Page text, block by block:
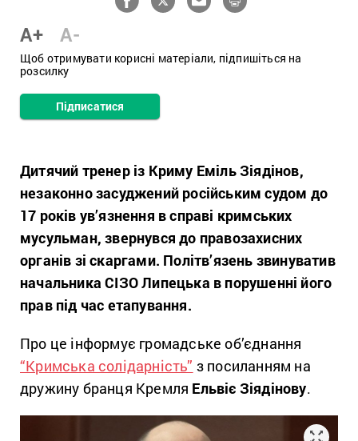
A+ A-
Щоб отримувати корисні матеріали, підпишіться на
розсилку
Підписатися
Дитячий тренер із Криму Еміль Зіядінов,
незаконно засуджений російським судом до
17 років ув’язнення в справі кримських
мусульман, звернувся до правозахисних
органів зі скаргами. Політв’язень звинуватив
начальника СІЗО Липецька в порушенні його
прав під час етапування.
Про це інформує громадське об’єднання
“Кримська солідарність” з посиланням на
дружину бранця Кремля Ельвіє Зіядінову.